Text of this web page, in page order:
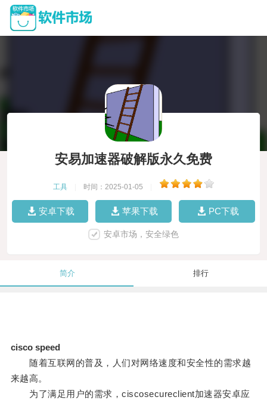
安易加速器破解版永久免费
工具 时间：2025-01-05
安卓下载 苹果下载 PC下载
安卓市场，安全绿色
简介 排行
cisco speed
随着互联网的普及，人们对网络速度和安全性的需求越
来越高。
为了满足用户的需求，ciscosecureclient加速器安卓应